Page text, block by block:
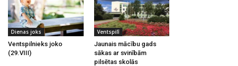
Dienas joks
Ventspilnieks joko
(29.VIII)
Ventspilī
Jaunais mācību gads
sākas ar svinībām
pilsētas skolās